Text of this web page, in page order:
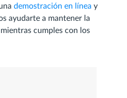
demostración en línea y
ayudarte a mantener la
cumples con los